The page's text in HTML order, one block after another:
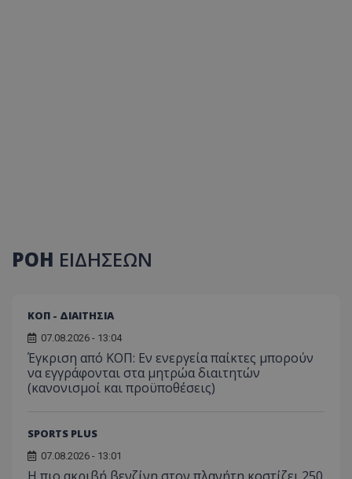
ΡΟΗ ΕΙΔΗΣΕΩΝ
ΚΟΠ - ΔΙΑΙΤΗΣΙΑ
07.08.2026 - 13:04
Έγκριση από ΚΟΠ: Εν ενεργεία παίκτες μπορούν
να εγγράφονται στα μητρώα διαιτητών
(κανονισμοί και προϋποθέσεις)
SPORTS PLUS
07.08.2026 - 13:01